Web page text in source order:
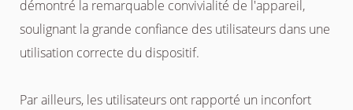
démontré la remarquable convivialité de l'appareil,
soulignant la grande confiance des utilisateurs dans une
utilisation correcte du dispositif.
Par ailleurs, les utilisateurs ont rapporté un inconfort